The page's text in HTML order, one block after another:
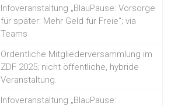
Infoveranstaltung „BlauPause: Vorsorge
für später: Mehr Geld für Freie“; via
Teams
Ordentliche Mitgliederversammlung im
ZDF 2025; nicht öffentliche, hybride
Veranstaltung.
Infoveranstaltung „BlauPause: